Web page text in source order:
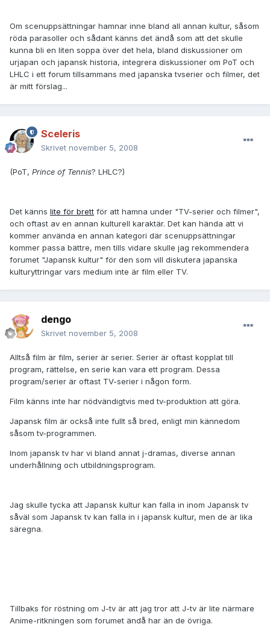
Om scenuppsättningar hamnar inne bland all annan kultur, såsom
röda parasoller och sådant känns det ändå som att det skulle
kunna bli en liten soppa över det hela, bland diskussioner om
urjapan och japansk historia, integrera diskussioner om PoT och
LHLC i ett forum tillsammans med japanska tvserier och filmer, det
är mitt förslag...
Sceleris
Skrivet november 5, 2008
(PoT, Prince of Tennis? LHLC?)
Det känns lite för brett för att hamna under "TV-serier och filmer",
och oftast av en annan kulturell karaktär. Det kan hända att vi
kommer använda en annan kategori där scenuppsättningar
kommer passa bättre, men tills vidare skulle jag rekommendera
forumet "Japansk kultur" för den som vill diskutera japanska
kulturyttringar vars medium inte är film eller TV.
dengo
Skrivet november 5, 2008
Alltså film är film, serier är serier. Serier är oftast kopplat till
program, rättelse, en serie kan vara ett program. Dessa
program/serier är oftast TV-serier i någon form.
Film känns inte har nödvändigtvis med tv-produktion att göra.
Japansk film är också inte fullt så bred, enligt min kännedom
såsom tv-programmen.
Inom japansk tv har vi bland annat j-dramas, diverse annan
underhållning och utbildningsprogram.
Jag skulle tycka att Japansk kultur kan falla in inom Japansk tv
såväl som Japansk tv kan falla in i japansk kultur, men de är lika
säregna.
Tillbaks för röstning om J-tv är att jag tror att J-tv är lite närmare
Anime-ritkningen som forumet ändå har än de övriga.